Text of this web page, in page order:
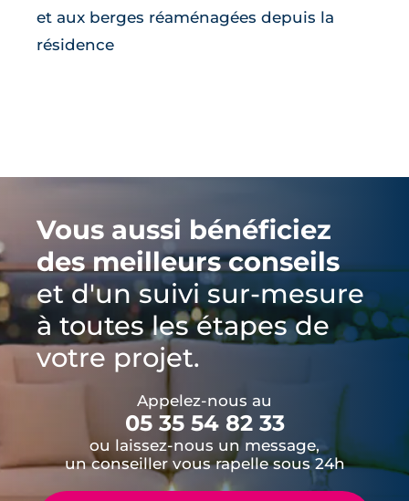
et aux berges réaménagées depuis la
résidence
Vous aussi bénéficiez
des meilleurs conseils
et d'un suivi sur-mesure
à toutes les étapes de
votre projet.
Appelez-nous au
05 35 54 82 33
ou laissez-nous un message,
un conseiller vous rapelle sous 24h